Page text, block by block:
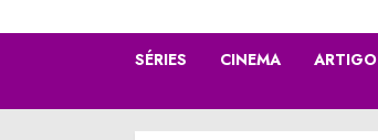
SÉRIES CINEMA ARTIGO